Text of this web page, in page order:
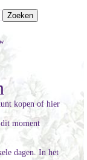
kopen of hier
moment
dagen. In het